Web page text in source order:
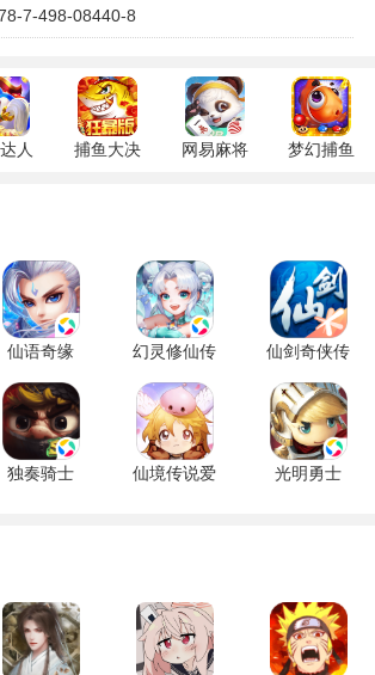
的故事，男女主角之间的情感历程总是充
画十分到位，将恋爱中许多有趣的故事生
了感情的曲折性，以及两个人之间需要深
段关系。
特色
人生巅峰
八线龙套演员，置身于沙雕千金的精彩故
换装
比拼展开，玩家可以根据自己的喜好和创
种时尚造型。通过不断解锁、搭配不同的
7-498-08440-8
人
捕鱼大决
网易麻将
梦幻捕鱼
仙语奇缘
1.0.0.0 手
机版
幻灵修仙传
1.7.8 安卓
版
仙剑奇侠传
online
1.0.749 最
新版
独奏骑士
仙境传说爱
光明勇士